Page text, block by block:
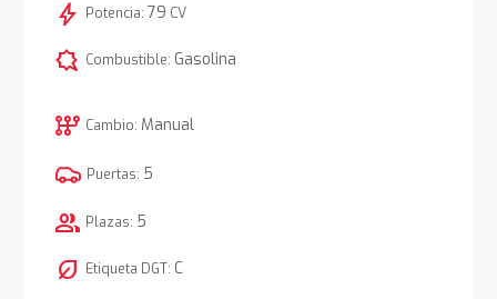
bolt Potencia: 79 CV
comic_bubble Combustible: Gasolina
auto_transmission Cambio: Manual
Puertas: 5
group Plazas: 5
nest_eco_leaf Etiqueta DGT: C